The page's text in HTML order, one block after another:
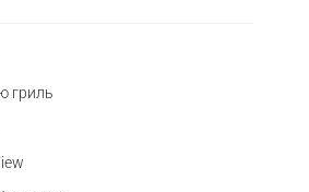
гриль